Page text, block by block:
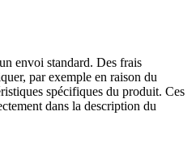
envoi standard. Des frais
par exemple en raison du
spécifiques du produit. Ces
dans la description du